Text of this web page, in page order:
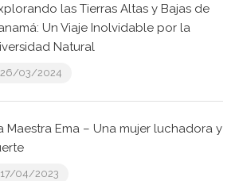
las Tierras Altas y Bajas de
Un Viaje Inolvidable por la
Natural
26/03/2024
Maestra Ema – Una mujer luchadora y
17/04/2023